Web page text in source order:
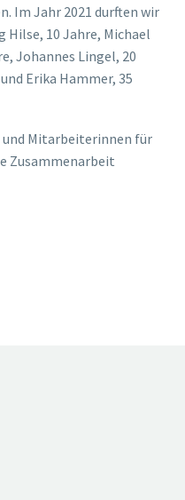
Im Jahr 2021 durften wir
10 Jahre, Michael
Johannes Lingel, 20
Erika Hammer, 35
Mitarbeiterinnen für
Zusammenarbeit